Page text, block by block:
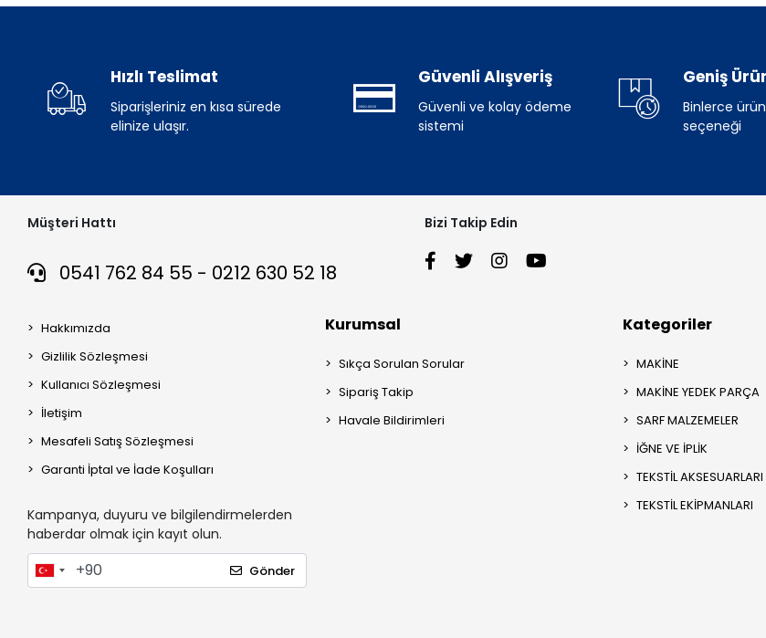
Hızlı Teslimat
Siparişleriniz en kısa sürede
elinize ulaşır.
Güvenli Alışveriş
Güvenli ve kolay ödeme
sistemi
Geniş
Binlerce
seçeneği
Müşteri Hattı
0541 762 84 55 - 0212 630 52 18
Bizi Takip Edin
Hakkımızda
Gizlilik Sözleşmesi
Kullanıcı Sözleşmesi
İletişim
Mesafeli Satış Sözleşmesi
Garanti İptal ve İade Koşulları
Kampanya, duyuru ve bilgilendirmelerden
haberdar olmak için kayıt olun.
Gönder
Kurumsal
Sıkça Sorulan Sorular
Sipariş Takip
Havale Bildirimleri
Kategoriler
MAKİNE
MAKİNE YEDEK PARÇA
SARF MALZEMELER
İĞNE VE İPLİK
TEKSTİL AKSESUARLARI
TEKSTİL EKİPMANLARI